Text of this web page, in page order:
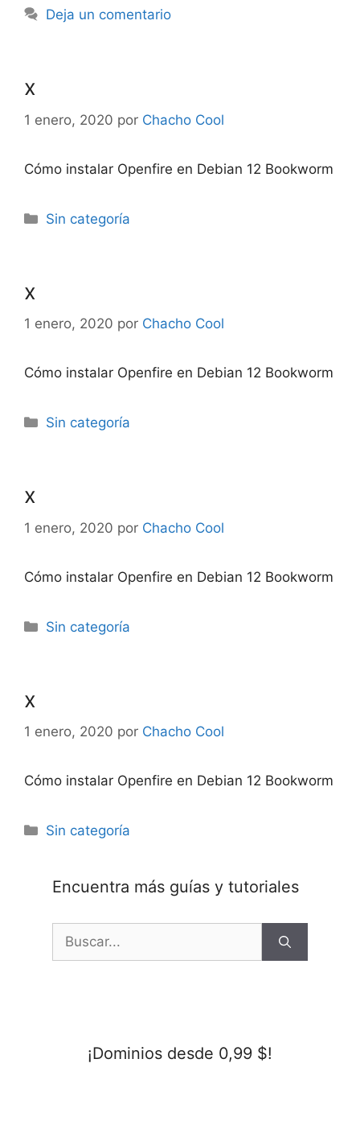
Deja un comentario
x
1 enero, 2020 por Chacho Cool
Cómo instalar Openfire en Debian 12 Bookworm
Categorías
Sin categoría
x
1 enero, 2020 por Chacho Cool
Cómo instalar Openfire en Debian 12 Bookworm
Categorías
Sin categoría
x
1 enero, 2020 por Chacho Cool
Cómo instalar Openfire en Debian 12 Bookworm
Categorías
Sin categoría
x
1 enero, 2020 por Chacho Cool
Cómo instalar Openfire en Debian 12 Bookworm
Categorías
Sin categoría
Encuentra más guías y tutoriales
Buscar:
¡Dominios desde 0,99 $!